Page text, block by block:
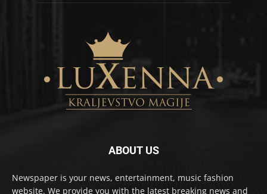
ABOUT US
Newspaper is your news, entertainment, music fashion
website. We provide you with the latest breaking news and